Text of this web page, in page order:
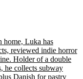
home, Luka has
reviewed indie horror
Holder of a double
he collects subway
Danish for pastry